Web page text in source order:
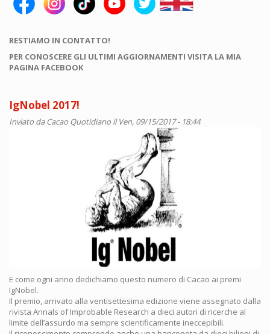
RESTIAMO IN CONTATTO!
PER CONOSCERE GLI ULTIMI AGGIORNAMENTI VISITA LA MIA
PAGINA FACEBOOK
IgNobel 2017!
Inviato daCacao Quotidiano il Ven, 09/15/2017 - 18:44
E come ogni anno dedichiamo questo numero di Cacao ai premi
IgNobel.
Il premio, arrivato alla ventisettesima edizione viene assegnato dalla
rivista Annals of Improbable Research a dieci autori di ricerche al
limite dell’assurdo ma sempre scientificamente ineccepibili.